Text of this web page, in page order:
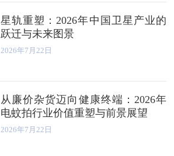
星轨重塑：2026年中国卫星产业的
跃迁与未来图景
2026年7月22日
从廉价杂货迈向健康终端：2026年
电蚊拍行业价值重塑与前景展望
2026年7月22日